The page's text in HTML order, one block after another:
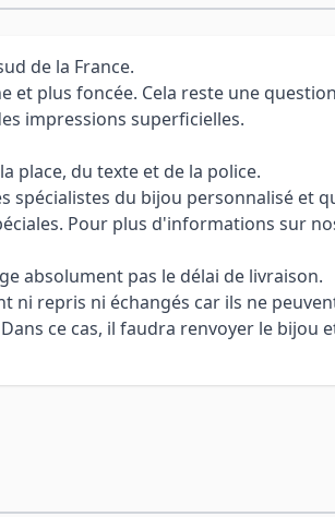
de la France.
et plus foncée. Cela reste une
impressions superficielles.
place, du texte et de la police.
spécialistes du bijou personnalisé et
Pour plus d'informations sur
absolument pas le délai de livraison.
repris ni échangés car ils ne
ce cas, il faudra renvoyer le bijou